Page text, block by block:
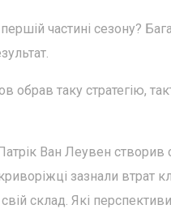
частині сезону?
обрав таку стратегію,
Ван Леувен
зазнали втрат
свій склад. Які